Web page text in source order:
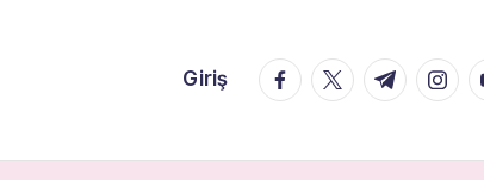
Giriş facebook.com
twitter.com
t.me